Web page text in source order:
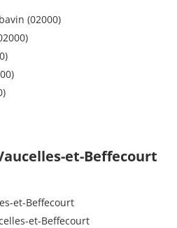
(02000)
et-Beffecourt
et-Beffecourt
et-Beffecourt